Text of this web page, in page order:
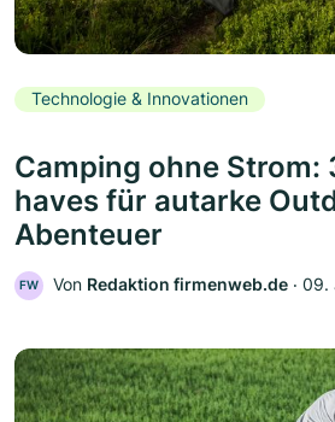
Technologie & Innovationen
Camping ohne Strom:
haves für autarke
Abenteuer
FW Von Redaktion firmenweb.de ‧ 09.